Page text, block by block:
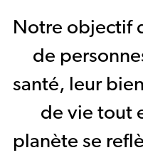
Notre objectif
de
santé, leur
de vie tout
planète se